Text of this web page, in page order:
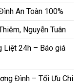
An Toàn 100%
Nguyễn Tuân
Liệt 24h – Báo giá
Đình – Tối Ưu Chi